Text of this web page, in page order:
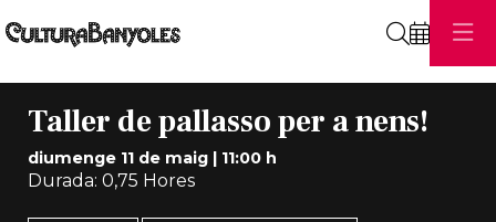
Taller de pallasso per a nens!
diumenge 11 de maig| 11:00 h
Durada: 0,75 Hores